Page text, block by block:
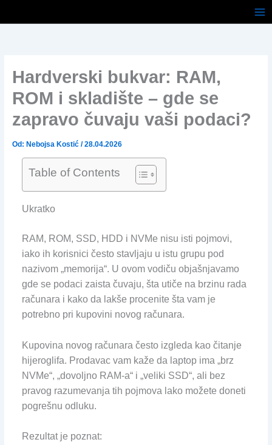
Hardverski bukvar: RAM,
ROM i skladište – gde se
zapravo čuvaju vaši podaci?
Od: Nebojsa Kostić /28.04.2026
Table of Contents
Ukratko
RAM, ROM, SSD, HDD i NVMe nisu isti pojmovi,
iako ih korisnici često stavljaju u istu grupu pod
nazivom „memorija“. U ovom vodiču objašnjavamo
gde se podaci zaista čuvaju, šta utiče na brzinu rada
računara i kako da lakše procenite šta vam je
potrebno pri kupovini novog računara.
Kupovina novog računara često izgleda kao čitanje
hijeroglifa. Prodavac vam kaže da laptop ima „brz
NVMe“, „dovoljno RAM-a“ i „veliki SSD“, ali bez
pravog razumevanja tih pojmova lako možete doneti
pogrešnu odluku.
Rezultat je poznat: